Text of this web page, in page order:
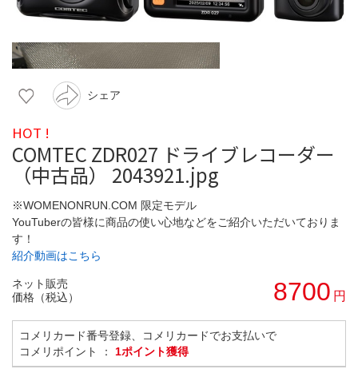
シェア
HOT !
COMTEC ZDR027 ドライブレコーダー
（中古品） 2043921.jpg
※WOMENONRUN.COM 限定モデル
YouTuberの皆様に商品の使い心地などをご紹介いただいておりま
す！
紹介動画はこちら
ネット販売
価格（税込）
8700 円
コメリカード番号登録、コメリカードでお支払いで
コメリポイント ： 1ポイント獲得